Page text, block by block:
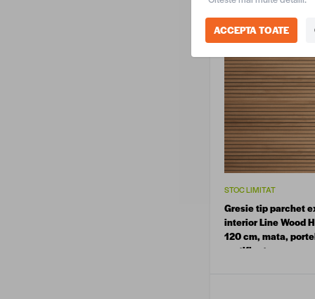
STOC LIMITAT
Gresie tip parchet
interior Line Wood
120 cm, mata,
rectificata
ACCEPTA TOATE